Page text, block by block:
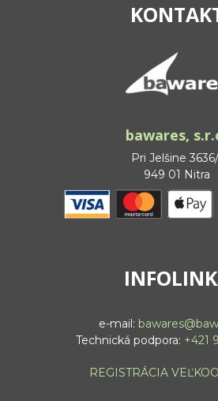
bawares,
Pri Jelšine 3636/
949 01 Nitra
e-mail:
Technická podpora: +421
REGISTRÁCIA